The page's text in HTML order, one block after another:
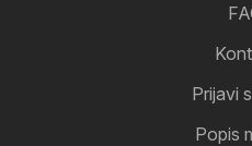
Prijavi
Popis